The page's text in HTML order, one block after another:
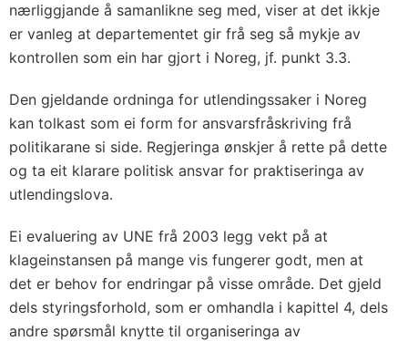
nærliggjande å samanlikne seg med, viser at det ikkje
er vanleg at departementet gir frå seg så mykje av
kontrollen som ein har gjort i Noreg, jf. punkt 3.3.
Den gjeldande ordninga for utlendingssaker i Noreg
kan tolkast som ei form for ansvarsfråskriving frå
politikarane si side. Regjeringa ønskjer å rette på dette
og ta eit klarare politisk ansvar for praktiseringa av
utlendingslova.
Ei evaluering av UNE frå 2003 legg vekt på at
klageinstansen på mange vis fungerer godt, men at
det er behov for endringar på visse område. Det gjeld
dels styringsforhold, som er omhandla i kapittel 4, dels
andre spørsmål knytte til organiseringa av